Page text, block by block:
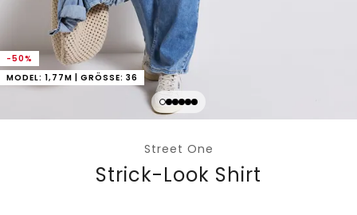
-50%
MODEL: 1,77M | GRÖSSE: 36
Street One
Strick-Look Shirt